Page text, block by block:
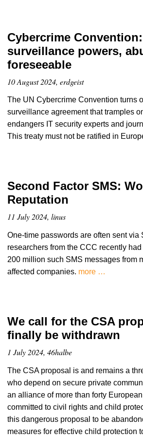
Cybercrime
surveillance powers,
foreseeable
10 August 2024, erdgeist
The UN Cybercrime Convention turns
surveillance agreement that tramples
endangers IT security experts and
This treaty must not be ratified in
Second Factor SMS:
Reputation
11 July 2024, linus
One-time passwords are often sent via
researchers from the CCC recently
200 million such SMS messages from
affected companies. more …
We call for the CSA
finally be withdrawn
1 July 2024, 46halbe
The CSA proposal is and remains a
who depend on secure private
an alliance of more than forty
committed to civil rights and child
this dangerous proposal to be
measures for effective child protection